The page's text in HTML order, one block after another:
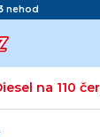
nehod
na 110
reklamy